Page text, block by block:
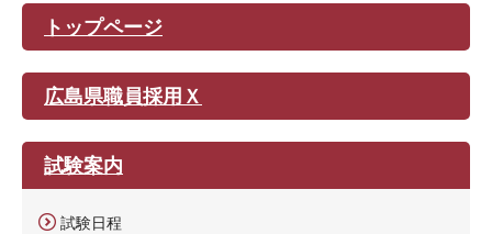
トップページ
広島県職員採用Ｘ
試験案内
試験日程